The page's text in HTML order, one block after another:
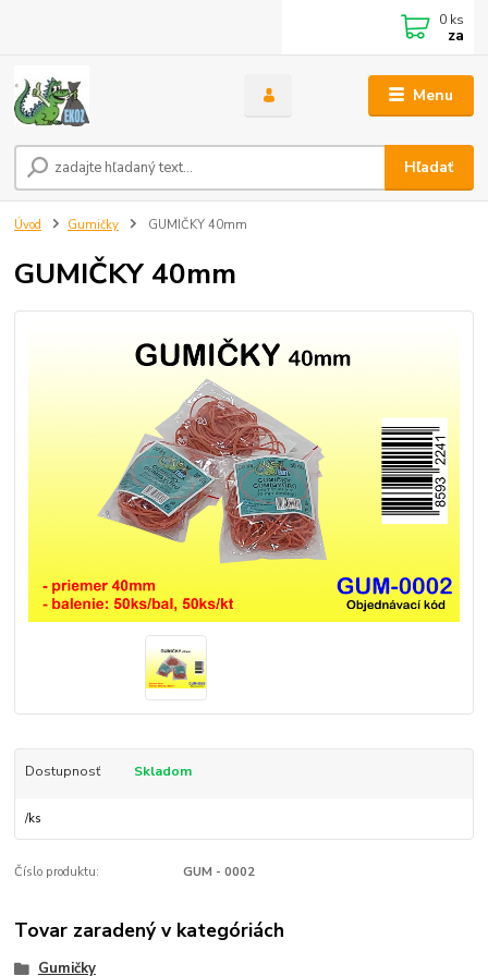
Menu
Hľadať
0 ks
za
Úvod Gumičky GUMIČKY 40mm
GUMIČKY 40mm
Dostupnosť Skladom
/ks
Číslo produktu: GUM - 0002
Tovar zaradený v kategóriách
Gumičky